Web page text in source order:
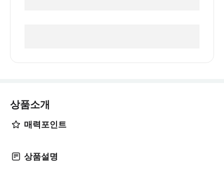
상품소개
매력포인트
상품설명